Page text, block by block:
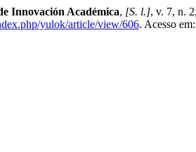
Innovación Académica, [S. l.], v. 7, n.
yulok/article/view/606. Acesso